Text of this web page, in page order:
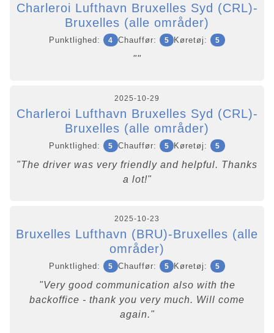
Charleroi Lufthavn Bruxelles Syd (CRL)-
Bruxelles (alle områder)
Punktlighed: 4 Chauffør: 5 Køretøj: 5
""
2025-10-29
Charleroi Lufthavn Bruxelles Syd (CRL)-
Bruxelles (alle områder)
Punktlighed: 5 Chauffør: 5 Køretøj: 5
"The driver was very friendly and helpful. Thanks
a lot!"
2025-10-23
Bruxelles Lufthavn (BRU)-Bruxelles (alle
områder)
Punktlighed: 5 Chauffør: 5 Køretøj: 5
"Very good communication also with the
backoffice - thank you very much. Will come
again."